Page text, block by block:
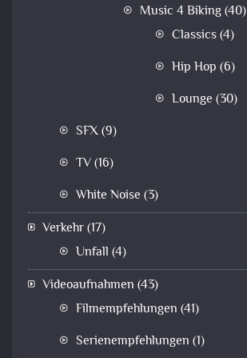
Music 4 Biking(40)
Classics(4)
Hip Hop (6)
Lounge (30)
SFX(9)
TV(16)
White Noise (3)
Verkehr(17)
Unfall (4)
Videoaufnahmen (43)
Filmempfehlungen (41)
Serienempfehlungen (1)